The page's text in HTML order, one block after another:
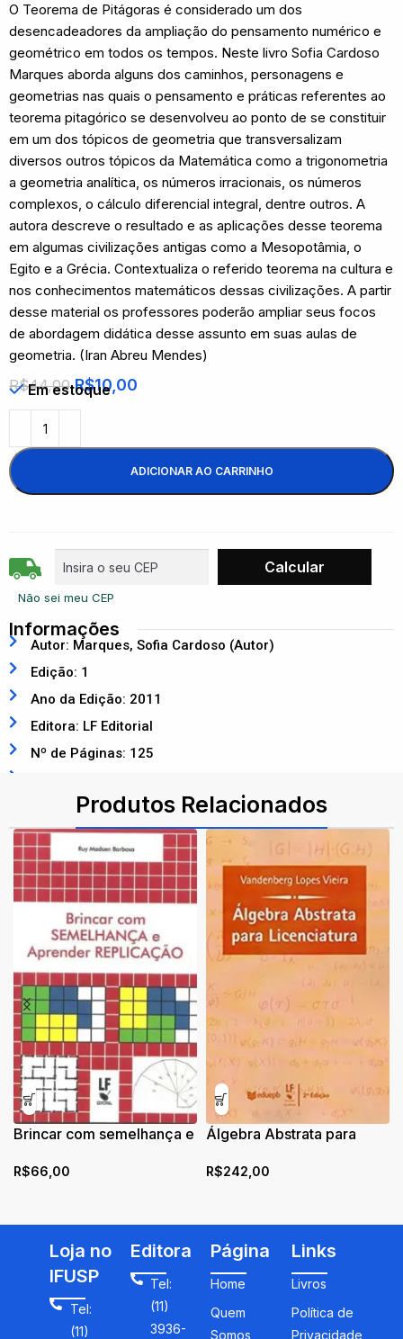
O Teorema de Pitágoras é considerado um dos
desencadeadores da ampliação do pensamento numérico e
geométrico em todos os tempos. Neste livro Sofia Cardoso
Marques aborda alguns dos caminhos, personagens e
geometrias nas quais o pensamento e práticas referentes ao
teorema pitagórico se desenvolveu ao ponto de se constituir
em um dos tópicos de geometria que transversalizam
diversos outros tópicos da Matemática como a trigonometria
a geometria analítica, os números irracionais, os números
complexos, o cálculo diferencial integral, dentre outros. A
autora descreve o resultado e as aplicações desse teorema
em algumas civilizações antigas como a Mesopotâmia, o
Egito e a Grécia. Contextualiza o referido teorema na cultura e
nos conhecimentos matemáticos dessas civilizações. A partir
desse material os professores poderão ampliar seus focos
de abordagem didática desse assunto em suas aulas de
geometria. (Iran Abreu Mendes)
R$44,00 R$10,00
Em estoque
ADICIONAR AO CARRINHO
Não sei meu CEP
Informações
Autor: Marques, Sofia Cardoso (Autor)
Edição: 1
Ano da Edição: 2011
Editora: LF Editorial
Nº de Páginas: 125
Produtos Relacionados
Brincar com semelhança e
R$66,00
Álgebra Abstrata para
R$242,00
Loja no
IFUSP
Tel:
(11)
Editora
Tel:
(11)
3936-
Página
Home
Quem
Somos
Links
Livros
Política de
Privacidade